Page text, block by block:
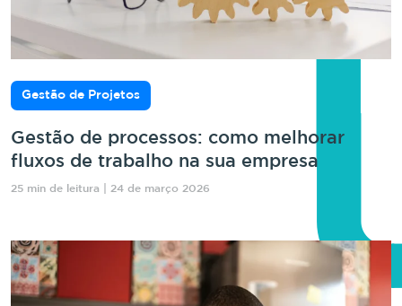
Gestão de Projetos
Gestão de processos: como melhorar
fluxos de trabalho na sua empresa
25 min de leitura | 24 de março 2026